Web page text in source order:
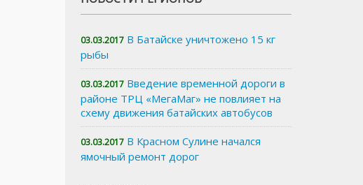
03.03.2017 В Батайске уничтожено 15 кг
рыбы
03.03.2017 Введение временной дороги в
районе ТРЦ «МегаМаг» не повлияет на
схему движения батайских автобусов
03.03.2017 В Красном Сулине начался
ямочный ремонт дорог